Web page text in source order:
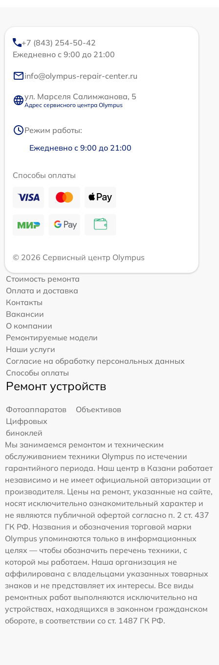
+7 (843) 254-50-42
Ежедневно с 9:00 до 21:00
info@olympus-repair-center.ru
ул. Марселя Салимжанова, 5
Адрес сервисного центра Olympus
Режим работы:
Ежедневно с 9:00 до 21:00
Способы оплаты
© 2026 Сервисный центр Olympus
Стоимость ремонта
Оплата и доставка
Контакты
Вакансии
О компании
Ремонтируемые модели
Наши услуги
Согласие на обработку персональных данных
Способы оплаты
Ремонт устройств
Фотоаппаратов
Объективов
Цифровых
биноклей
Мы занимаемся ремонтом и техническим
обслуживанием техники Olympus по истечении
гарантийного периода. Наш центр в Казани работает
независимо и не имеет официальной авторизации от
производителя. Цены на ремонт, указанные на сайте,
носят исключительно ознакомительный характер и
не являются публичной офертой согласно п. 2 ст. 437
ГК РФ. Названия и обозначения торговой марки
Olympus упоминаются только в информационных
целях — чтобы обозначить перечень техники, с
которой мы работаем. Наша организация не
аффилирована с владельцами указанных товарных
знаков и не представляет их интересы. Все виды
ремонтных работ выполняются исключительно на
устройствах, находящихся в законном гражданском
обороте, в соответствии со ст. 1487 ГК РФ.